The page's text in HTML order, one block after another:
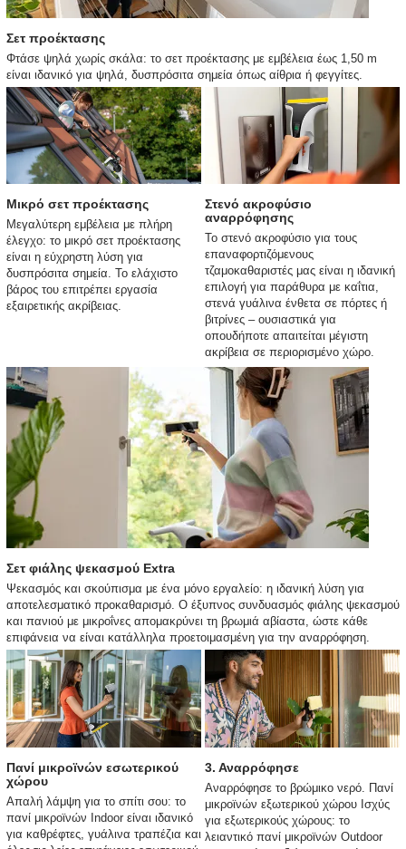
Σετ προέκτασης
Φτάσε ψηλά χωρίς σκάλα: το σετ προέκτασης με εμβέλεια έως 1,50 m
είναι ιδανικό για ψηλά, δυσπρόσιτα σημεία όπως αίθρια ή φεγγίτες.
Μικρό σετ προέκτασης
Μεγαλύτερη εμβέλεια με πλήρη
έλεγχο: το μικρό σετ προέκτασης
είναι η εύχρηστη λύση για
δυσπρόσιτα σημεία. Το ελάχιστο
βάρος του επιτρέπει εργασία
εξαιρετικής ακρίβειας.
Στενό ακροφύσιο
αναρρόφησης
Το στενό ακροφύσιο για τους
επαναφορτιζόμενους
τζαμοκαθαριστές μας είναι η ιδανική
επιλογή για παράθυρα με καΐτια,
στενά γυάλινα ένθετα σε πόρτες ή
βιτρίνες – ουσιαστικά για
οπουδήποτε απαιτείται μέγιστη
ακρίβεια σε περιορισμένο χώρο.
Σετ φιάλης ψεκασμού Extra
Ψεκασμός και σκούπισμα με ένα μόνο εργαλείο: η ιδανική λύση για
αποτελεσματικό προκαθαρισμό. Ο έξυπνος συνδυασμός φιάλης ψεκασμού
και πανιού με μικροΐνες απομακρύνει τη βρωμιά αβίαστα, ώστε κάθε
επιφάνεια να είναι κατάλληλα προετοιμασμένη για την αναρρόφηση.
Πανί μικροϊνών εσωτερικού
χώρου
Απαλή λάμψη για το σπίτι σου: το
πανί μικροϊνών Indoor είναι ιδανικό
για καθρέφτες, γυάλινα τραπέζια και
3. Αναρρόφησε
Αναρρόφησε το βρώμικο νερό. Πανί
μικροϊνών εξωτερικού χώρου Ισχύς
για εξωτερικούς χώρους: το
λειαντικό πανί μικροϊνών Outdoor